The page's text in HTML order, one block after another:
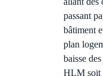
passant
bâtiment
plan
baisse
HLM soit